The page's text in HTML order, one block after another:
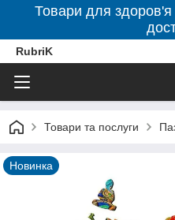
Товари для здоров'я
RubriK
Товари та послуги
Новинка